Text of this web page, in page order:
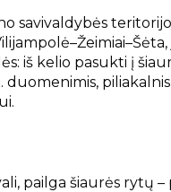
savivaldybės
iš kelio pasukti į
duomenimis,
pailga šiaurės rytų